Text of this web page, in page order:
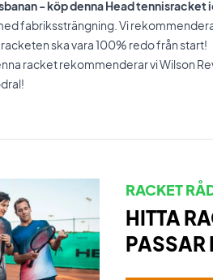
- köp denna Head tennisracket
fabrikssträngning. Vi
ska vara 100% redo från start!
racket rekommenderar vi Wilson
RACKET
HITTA
PASSAR